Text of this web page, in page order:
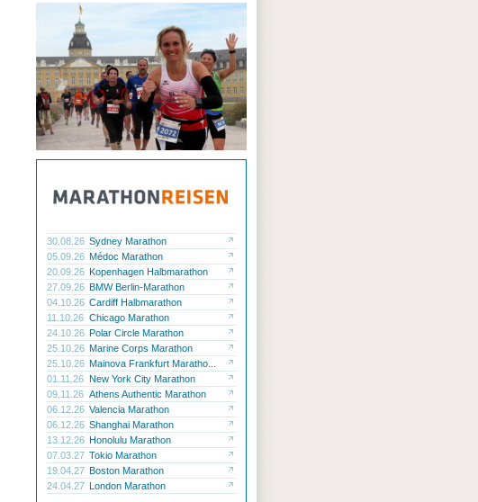
30.08.26 Sydney Marathon
05.09.26 Médoc Marathon
20.09.26 Kopenhagen Halbmarathon
27.09.26 BMW Berlin-Marathon
04.10.26 Cardiff Halbmarathon
11.10.26 Chicago Marathon
24.10.26 Polar Circle Marathon
25.10.26 Marine Corps Marathon
25.10.26 Mainova Frankfurt Maratho...
01.11.26 New York City Marathon
09.11.26 Athens Authentic Marathon
06.12.26 Valencia Marathon
06.12.26 Shanghai Marathon
13.12.26 Honolulu Marathon
07.03.27 Tokio Marathon
19.04.27 Boston Marathon
24.04.27 London Marathon